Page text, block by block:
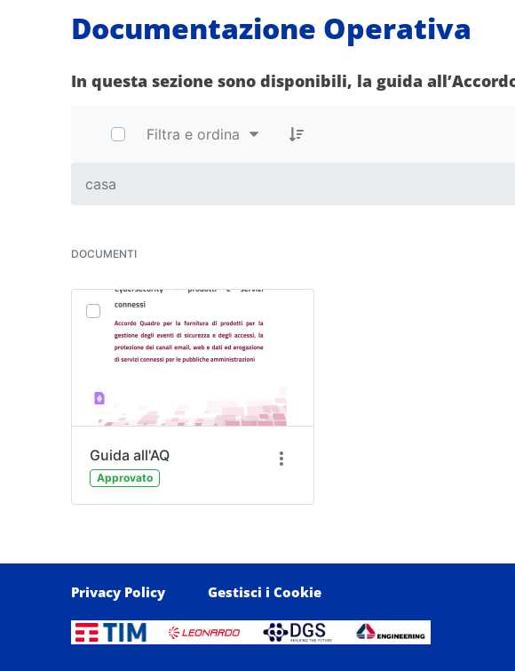
Documentazione Operativa
In questa sezione sono disponibili, la guida
Filtra e ordina
casa
DOCUMENTI
Guida all'AQ
Approvato
Privacy Policy Gestisci i Cookie